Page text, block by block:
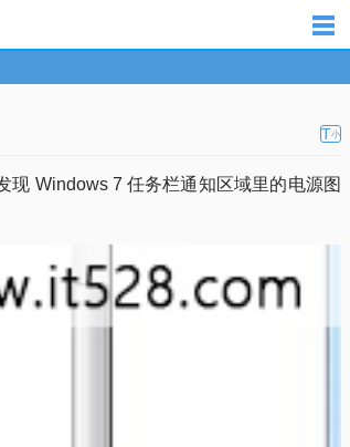
T小
Windows 7 任务栏通知区域里的电源图